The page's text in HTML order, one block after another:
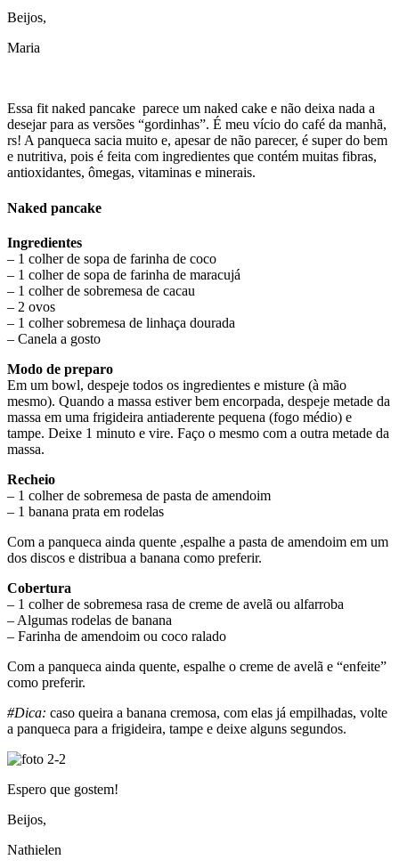
Beijos,
Maria
Essa fit naked pancake parece um naked cake e não deixa nada a
desejar para as versões “gordinhas”. É meu vício do café da manhã,
rs! A panqueca sacia muito e, apesar de não parecer, é super do bem
e nutritiva, pois é feita com ingredientes que contém muitas fibras,
antioxidantes, ômegas, vitaminas e minerais.
Naked pancake
Ingredientes
– 1 colher de sopa de farinha de coco
– 1 colher de sopa de farinha de maracujá
– 1 colher de sobremesa de cacau
– 2 ovos
– 1 colher sobremesa de linhaça dourada
– Canela a gosto
Modo de preparo
Em um bowl, despeje todos os ingredientes e misture (à mão
mesmo). Quando a massa estiver bem encorpada, despeje metade da
massa em uma frigideira antiaderente pequena (fogo médio) e
tampe. Deixe 1 minuto e vire. Faço o mesmo com a outra metade da
massa.
Recheio
– 1 colher de sobremesa de pasta de amendoim
– 1 banana prata em rodelas
Com a panqueca ainda quente ,espalhe a pasta de amendoim em um
dos discos e distribua a banana como preferir.
Cobertura
– 1 colher de sobremesa rasa de creme de avelã ou alfarroba
– Algumas rodelas de banana
– Farinha de amendoim ou coco ralado
Com a panqueca ainda quente, espalhe o creme de avelã e “enfeite”
como preferir.
#Dica: caso queira a banana cremosa, com elas já empilhadas, volte
a panqueca para a frigideira, tampe e deixe alguns segundos.
Espero que gostem!
Beijos,
Nathielen